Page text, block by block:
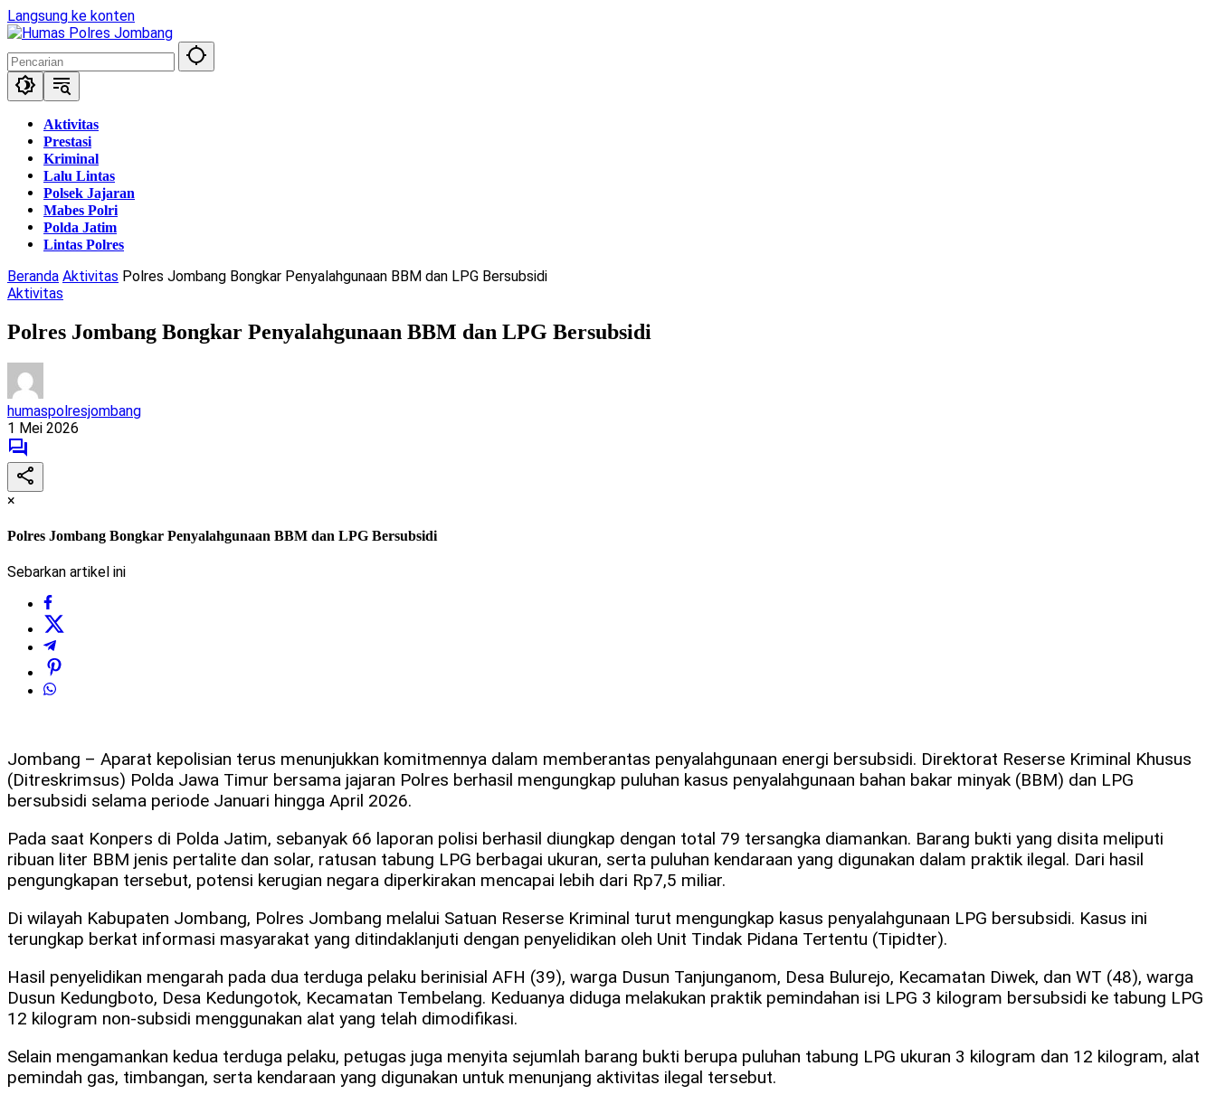
Langsung ke konten
Aktivitas
Prestasi
Kriminal
Lalu Lintas
Polsek Jajaran
Mabes Polri
Polda Jatim
Lintas Polres
Beranda Aktivitas Polres Jombang Bongkar Penyalahgunaan BBM dan LPG Bersubsidi
Aktivitas
Polres Jombang Bongkar Penyalahgunaan BBM dan LPG Bersubsidi
humaspolresjombang
1 Mei 2026
×
Polres Jombang Bongkar Penyalahgunaan BBM dan LPG Bersubsidi
Sebarkan artikel ini
Jombang – Aparat kepolisian terus menunjukkan komitmennya dalam memberantas penyalahgunaan energi bersubsidi. Direktorat Reserse Kriminal Khusus
(Ditreskrimsus) Polda Jawa Timur bersama jajaran Polres berhasil mengungkap puluhan kasus penyalahgunaan bahan bakar minyak (BBM) dan LPG
bersubsidi selama periode Januari hingga April 2026.
Pada saat Konpers di Polda Jatim, sebanyak 66 laporan polisi berhasil diungkap dengan total 79 tersangka diamankan. Barang bukti yang disita meliputi
ribuan liter BBM jenis pertalite dan solar, ratusan tabung LPG berbagai ukuran, serta puluhan kendaraan yang digunakan dalam praktik ilegal. Dari hasil
pengungkapan tersebut, potensi kerugian negara diperkirakan mencapai lebih dari Rp7,5 miliar.
Di wilayah Kabupaten Jombang, Polres Jombang melalui Satuan Reserse Kriminal turut mengungkap kasus penyalahgunaan LPG bersubsidi. Kasus ini
terungkap berkat informasi masyarakat yang ditindaklanjuti dengan penyelidikan oleh Unit Tindak Pidana Tertentu (Tipidter).
Hasil penyelidikan mengarah pada dua terduga pelaku berinisial AFH (39), warga Dusun Tanjunganom, Desa Bulurejo, Kecamatan Diwek, dan WT (48), warga
Dusun Kedungboto, Desa Kedungotok, Kecamatan Tembelang. Keduanya diduga melakukan praktik pemindahan isi LPG 3 kilogram bersubsidi ke tabung LPG
12 kilogram non-subsidi menggunakan alat yang telah dimodifikasi.
Selain mengamankan kedua terduga pelaku, petugas juga menyita sejumlah barang bukti berupa puluhan tabung LPG ukuran 3 kilogram dan 12 kilogram, alat
pemindah gas, timbangan, serta kendaraan yang digunakan untuk menunjang aktivitas ilegal tersebut.